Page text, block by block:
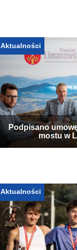
Aktualności
Podpisano
mostu w
Aktualności